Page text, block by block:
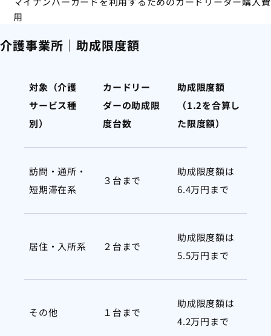
用
介護事業所｜助成限度額
対象（介護
サービス種
別）
カードリー
ダーの助成限
度台数
助成限度額
（1.2を合算し
た限度額）
訪問・通所・
短期滞在系
３台まで
助成限度額は
6.4万円まで
居住・入所系 ２台まで
助成限度額は
5.5万円まで
その他 １台まで
助成限度額は
4.2万円まで